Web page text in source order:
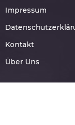
Impressum
Kontakt
Über Uns